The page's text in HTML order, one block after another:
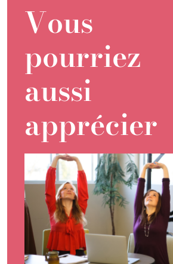
Vous
pourriez
aussi
apprécier